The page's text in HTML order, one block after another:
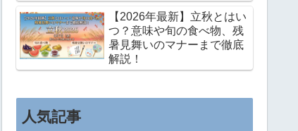
【2026年最新】立秋とはい
つ？意味や旬の食べ物、残
暑見舞いのマナーまで徹底
解説！
人気記事